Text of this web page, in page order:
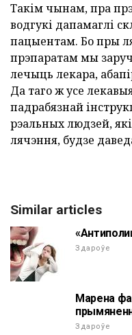
Такім чынам, пра
водгукі дапамаглі
пацыентам. Бо пры
прэпаратам мы
лечыць лекара,
Да таго ж усе
падрабязнай
рэальных людзей,
лячэння, будзе
Similar articles
Здароўе
Марена
Здароўе